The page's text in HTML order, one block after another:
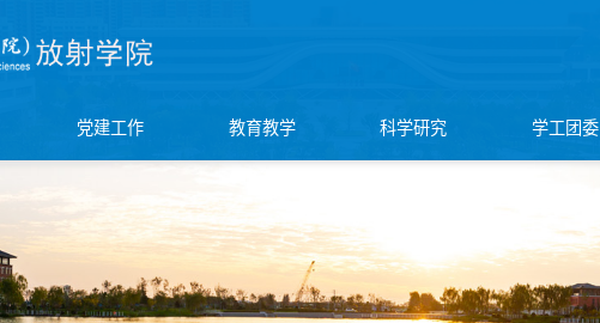
党建工作 教育教学 科学研究 学工团委